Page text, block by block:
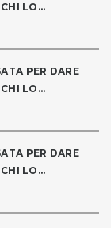
LO...
PER DARE
LO...
PER DARE
LO...